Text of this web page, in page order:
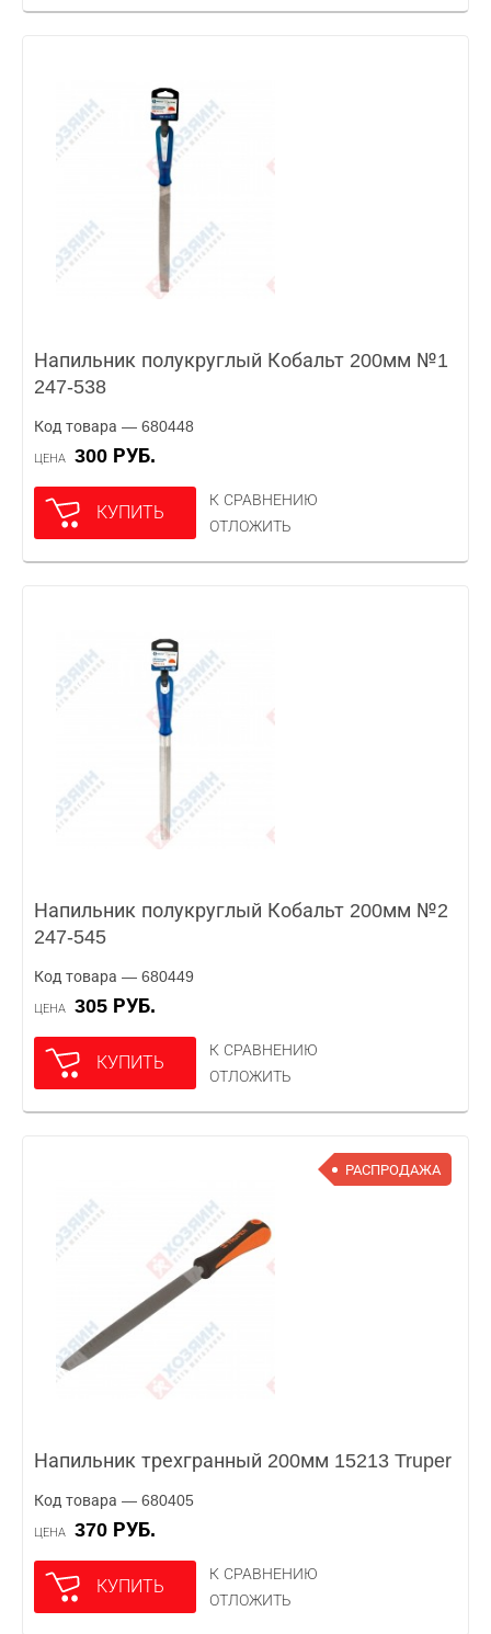
Напильник полукруглый Кобальт 200мм №1
247-538
Код товара — 680448
ЦЕНА 300 РУБ.
КУПИТЬ
К СРАВНЕНИЮ
ОТЛОЖИТЬ
Напильник полукруглый Кобальт 200мм №2
247-545
Код товара — 680449
ЦЕНА 305 РУБ.
КУПИТЬ
К СРАВНЕНИЮ
ОТЛОЖИТЬ
РАСПРОДАЖА
Напильник трехгранный 200мм 15213 Truper
Код товара — 680405
ЦЕНА 370 РУБ.
КУПИТЬ
К СРАВНЕНИЮ
ОТЛОЖИТЬ